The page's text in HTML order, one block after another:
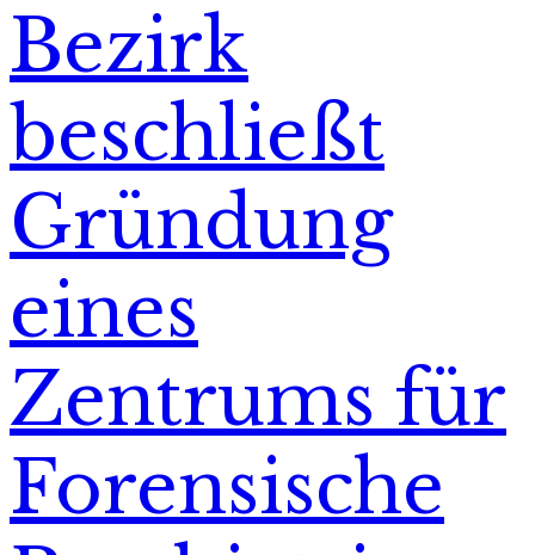
Bezirk
beschließt
Gründung
eines
Zentrums für
Forensische